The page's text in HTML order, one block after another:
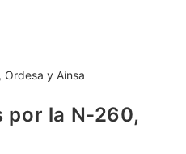
por la N-260,